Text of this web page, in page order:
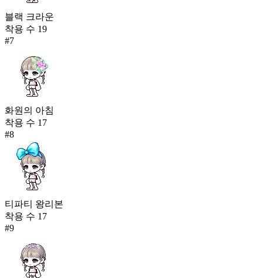
블랙 크라운
착용 수 19
#7
화원의 아침
착용 수 17
#8
티파티 왕리본
착용 수 17
#9